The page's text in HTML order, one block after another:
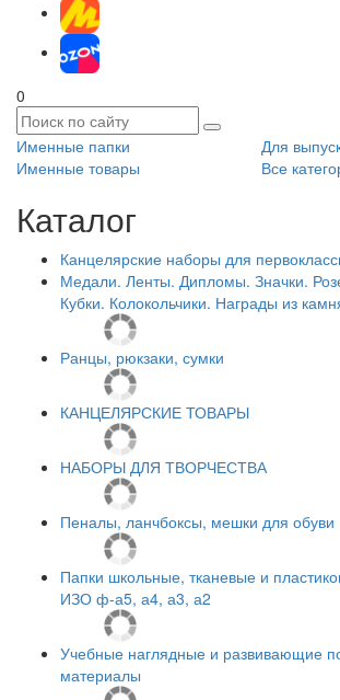
0
Именные папки
Для
Именные товары
Все
Каталог
Канцелярские наборы для
Медали. Ленты. Дипломы. Значки.
Кубки. Колокольчики. Награды из
Ранцы, рюкзаки, сумки
КАНЦЕЛЯРСКИЕ ТОВАРЫ
НАБОРЫ ДЛЯ ТВОРЧЕСТВА
Пеналы, ланчбоксы, мешки для обуви
Папки школьные, тканевые и
ИЗО ф-а5, а4, а3, а2
Учебные наглядные и развивающие
материалы